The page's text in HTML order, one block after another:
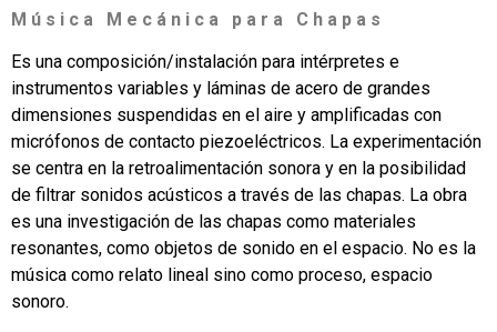
M ú s i c a M e c á n i c a p a r a C h a p a s
Es una composición/instalación para intérpretes e
instrumentos variables y láminas de acero de grandes
dimensiones suspendidas en el aire y amplificadas con
micrófonos de contacto piezoeléctricos. La experimentación
se centra en la retroalimentación sonora y en la posibilidad
de filtrar sonidos acústicos a través de las chapas. La obra
es una investigación de las chapas como materiales
resonantes, como objetos de sonido en el espacio. No es la
música como relato lineal sino como proceso, espacio
sonoro.